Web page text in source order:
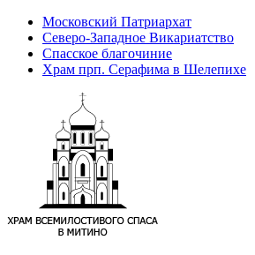
Московский Патриархат
Северо-Западное Викариатство
Спасское благочиние
Храм прп. Серафима в Шелепихе